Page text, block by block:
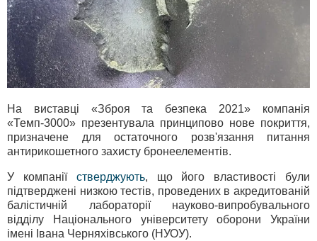
На виставці «Зброя та безпека 2021» компанія
«Темп-3000» презентувала принципово нове покриття,
призначене для остаточного розв'язання питання
антирикошетного захисту бронеелементів.
У компанії стверджують, що його властивості були
підтверджені низкою тестів, проведених в акредитованій
балістичній лабораторії науково-випробувального
відділу Національного університету оборони України
імені Івана Черняхівського (НУОУ).